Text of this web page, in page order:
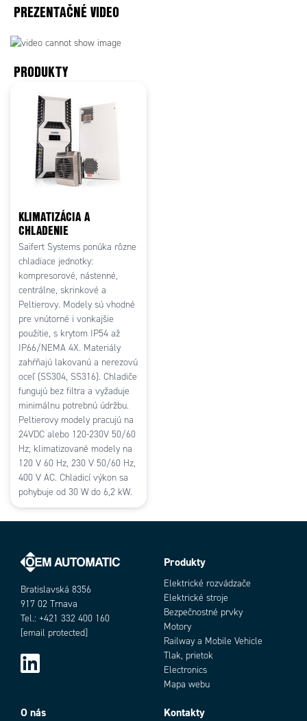
PREZENTAČNÉ VIDEO
PRODUKTY
KLIMATIZÁCIA A
CHLADENIE
Saifert Systems ponúka rôzne
chladiace jednotky:
kompresorové, nástenné,
centrálne, skrinkové a
Peltierovy. Modely sú vhodné
pre vnútorné i vonkajšie
použitie, s krytom IP54 až
IP66/NEMA 4X. Materiály
zahŕňajú lakovanú a nerezovú
oceľ (SS304, SS316). Chladiče
fungujú bez filtra a vyžaduje
minimálnu potrebnú údržbu.
Peltierovy modely pracujú na
24VDC alebo 120-230V 50/60
Hz; klimatizované modely na
120 V 60 Hz, 230 V 50/60 Hz,
400 V AC. Chladicí výkon sa
pohybuje od 30 W do 6,2 kW.
Bratislavská 8356
917 02 Trnava
Tel.: +421 332 400 160
[email protected]
Produkty
Elektrické rozvádzače
Elektrické stroje
Bezpečnostné prvky
Motory
Railway a Mobile Vehicle
Tlak, prietok
Electronics
Mapa webu
O nás Kontakty